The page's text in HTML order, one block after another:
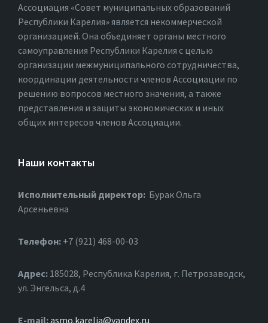
Ассоциация «Совет муниципальных образований
Республики Карелия» является некоммерческой
организацией. Она объединяет органы местного
самоуправления Республики Карелия с целью
организации межмуниципального сотрудничества,
координации деятельности членов Ассоциации по
решению вопросов местного значения, а также
представления и защиты экономических и иных
общих интересов членов Ассоциации.
Наши контакты
Исполнительный директор: Бурак Ольга
Арсеньевна
Телефон: +7 (921) 468-00-03
Адрес: 185028, Республика Карелия, г. Петрозаводск,
ул. Энгельса, д.4
Е-mail:asmo.karelia@yandex.ru